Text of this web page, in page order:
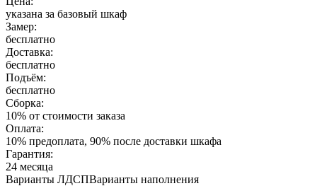
указана за базовый шкаф
Замер:
бесплатно
Доставка:
бесплатно
Подъём:
бесплатно
Сборка:
10% от стоимости заказа
Оплата:
10% предоплата, 90% после доставки шкафа
Гарантия:
24 месяца
Варианты ЛДСПВарианты наполнения